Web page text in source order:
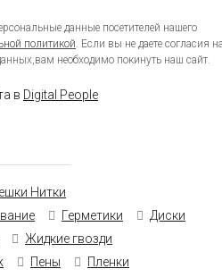
данные посетителей нашего
политикой. Если вы не даете согласия
необходимо покинуть наш сайт.
в Digital People
Нитки
Герметики
Диски
Жидкие гвозди
Пены Пленки